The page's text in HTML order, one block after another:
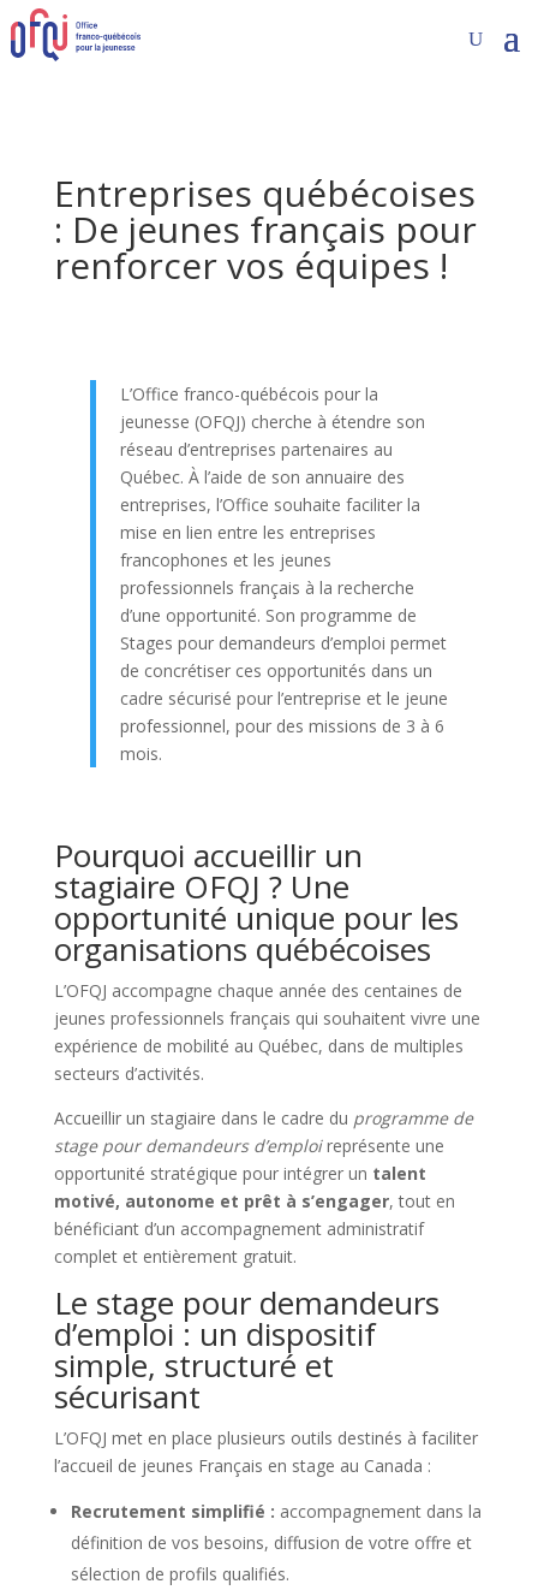
Entreprises québécoises
: De jeunes français pour
renforcer vos équipes !
L’Office franco-québécois pour la
jeunesse (OFQJ) cherche à étendre son
réseau d’entreprises partenaires au
Québec. À l’aide de son annuaire des
entreprises, l’Office souhaite faciliter la
mise en lien entre les entreprises
francophones et les jeunes
professionnels français à la recherche
d’une opportunité. Son programme de
Stages pour demandeurs d’emploi permet
de concrétiser ces opportunités dans un
cadre sécurisé pour l’entreprise et le jeune
professionnel, pour des missions de 3 à 6
mois.
Pourquoi accueillir un
stagiaire OFQJ ? Une
opportunité unique pour les
organisations québécoises
L’OFQJ accompagne chaque année des centaines de
jeunes professionnels français qui souhaitent vivre une
expérience de mobilité au Québec, dans de multiples
secteurs d’activités.
Accueillir un stagiaire dans le cadre du programme de
stage pour demandeurs d’emploireprésente une
opportunité stratégique pour intégrer un talent
motivé, autonome et prêt à s’engager, tout en
bénéficiant d’un accompagnement administratif
complet et entièrement gratuit.
Le stage pour demandeurs
d’emploi : un dispositif
simple, structuré et
sécurisant
L’OFQJ met en place plusieurs outils destinés à faciliter
l’accueil de jeunes Français en stage au Canada :
Recrutement simplifié : accompagnement dans la
définition de vos besoins, diffusion de votre offre et
sélection de profils qualifiés.